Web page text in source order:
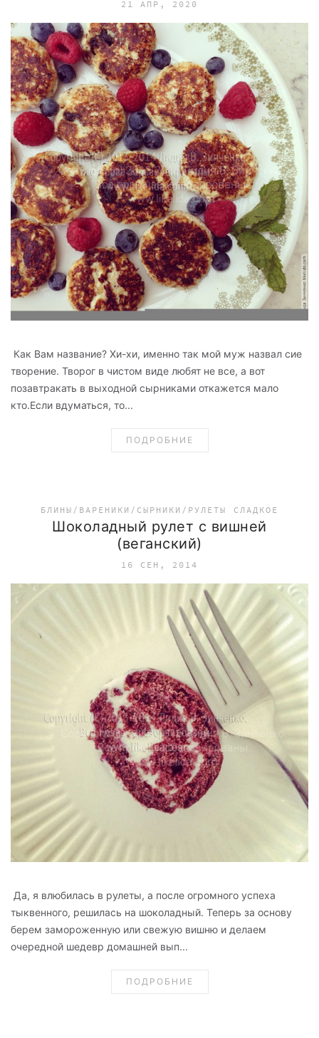
21 АПР, 2020
Как Вам название? Хи-хи, именно так мой муж назвал сие
творение. Творог в чистом виде любят не все, а вот
позавтракать в выходной сырниками откажется мало
кто.Если вдуматься, то...
ПОДРОБНИЕ
БЛИНЫ/ВАРЕНИКИ/СЫРНИКИ/РУЛЕТЫ СЛАДКОЕ
Шоколадный рулет с вишней
(веганский)
16 СЕН, 2014
Да, я влюбилась в рулеты, а после огромного успеха
тыквенного, решилась на шоколадный. Теперь за основу
берем замороженную или свежую вишню и делаем
очередной шедевр домашней вып...
ПОДРОБНИЕ